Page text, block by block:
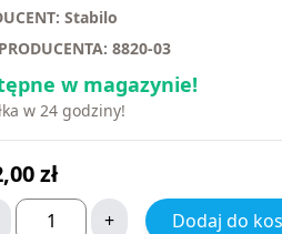
Stabilo
8820-03
w magazynie!
w 24 godziny!
zł
+ Dodaj do